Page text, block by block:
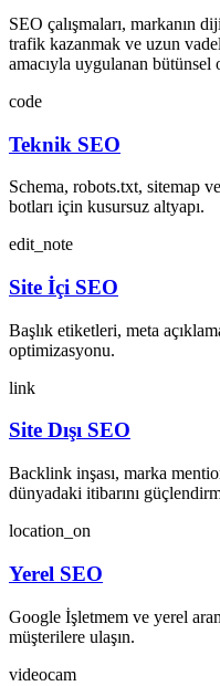
SEO çalışmaları, markanın
trafik kazanmak ve uzun
amacıyla uygulanan
code
Teknik SEO
Schema, robots.txt, sitemap
botları için kusursuz altyapı.
edit_note
Site İçi SEO
Başlık etiketleri, meta
optimizasyonu.
link
Site Dışı SEO
Backlink inşası, marka
dünyadaki itibarını
location_on
Yerel SEO
Google İşletmem ve yerel
müşterilere ulaşın.
videocam